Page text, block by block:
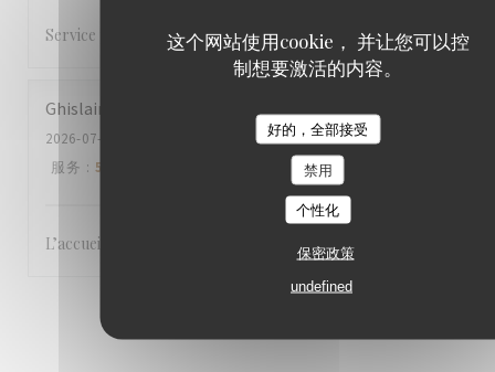
这个网站使用cookie， 并让您可以控
制想要激活的内容。
好的，全部接受
禁用
个性化
保密政策
undefined
Service professionnel
Ghislaine
2026-07-24
服务 : 5 质价比: 5/5
L’accueil, le cadre et la cuisine.